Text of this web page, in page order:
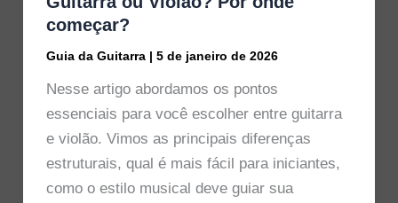
começar?
Guia da Guitarra | 5 de janeiro de 2026
Nesse artigo abordamos os pontos
essenciais para você escolher entre guitarra
e violão. Vimos as principais diferenças
estruturais, qual é mais fácil para iniciantes,
como o estilo musical deve guiar sua